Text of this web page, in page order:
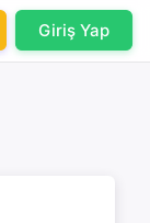
Giriş Yap